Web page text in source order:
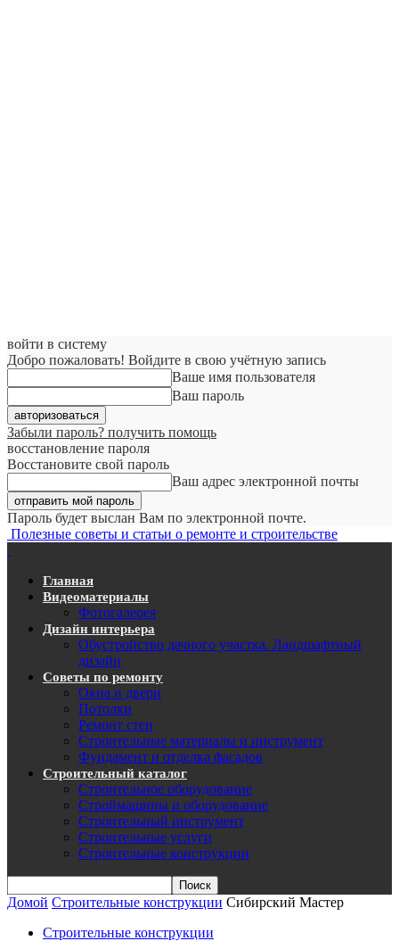
войти в систему
Добро пожаловать! Войдите в свою учётную запись
Ваше имя пользователя
Ваш пароль
Забыли пароль? получить помощь
восстановление пароля
Восстановите свой пароль
Ваш адрес электронной почты
Пароль будет выслан Вам по электронной почте.
Полезные советы и статьи о ремонте и строительстве
Главная
Видеоматериалы
Фотогалерея
Дизайн интерьера
Обустройство дачного участка. Ландшафтный
дизайн
Советы по ремонту
Окна и двери
Потолки
Ремонт стен
Строительные материалы и инструмент
Фундамент и отделка фасадов
Строительный каталог
Строительное оборудование
Строймашины и оборудование
Строительный инструмент
Строительные услуги
Строительные конструкции
Домой Строительные конструкции Сибирский Мастер
Строительные конструкции